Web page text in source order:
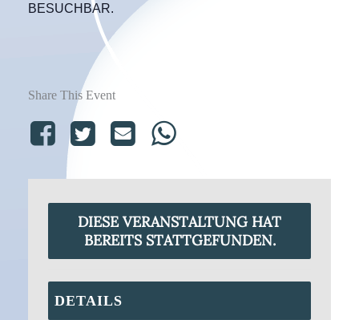
BESUCHBAR.
Share This Event
DIESE VERANSTALTUNG HAT
BEREITS STATTGEFUNDEN.
DETAILS